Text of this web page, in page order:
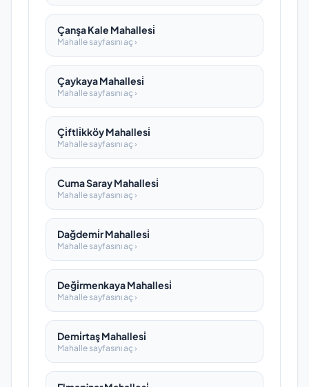
Çanşa Kale Mahallesi̇
Mahalle sayfasını aç ›
Çaykaya Mahallesi̇
Mahalle sayfasını aç ›
Çi̇ftli̇kköy Mahallesi̇
Mahalle sayfasını aç ›
Cuma Saray Mahallesi̇
Mahalle sayfasını aç ›
Dağdemi̇r Mahallesi̇
Mahalle sayfasını aç ›
Deği̇rmenkaya Mahallesi̇
Mahalle sayfasını aç ›
Demi̇rtaş Mahallesi̇
Mahalle sayfasını aç ›